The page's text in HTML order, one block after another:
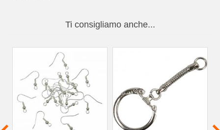
Ti consigliamo anche...